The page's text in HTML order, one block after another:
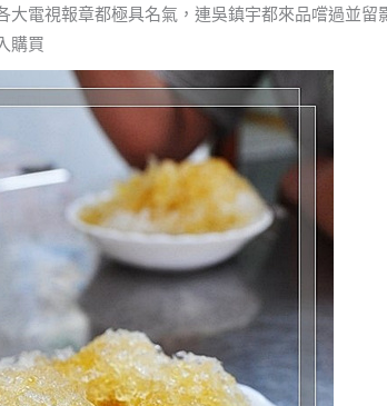
大電視報章都極具名氣，連吳鎮宇都來品嚐過並留
購買